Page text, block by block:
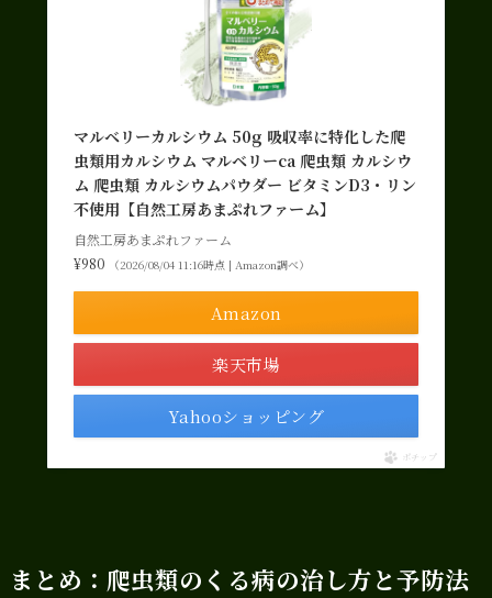
マルベリーカルシウム 50g 吸収率に特化した爬
虫類用カルシウム マルベリーca 爬虫類 カルシウ
ム 爬虫類 カルシウムパウダー ビタミンD3・リン
不使用【自然工房あまぷれファーム】
自然工房あまぷれファーム
¥980
（2026/08/04 11:16時点 | Amazon調べ）
Amazon
楽天市場
Yahooショッピング
ポチップ
まとめ：爬虫類のくる病の治し方と予防法